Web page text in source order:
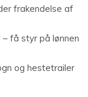
frakendelse af
få styr på lønnen
og hestetrailer